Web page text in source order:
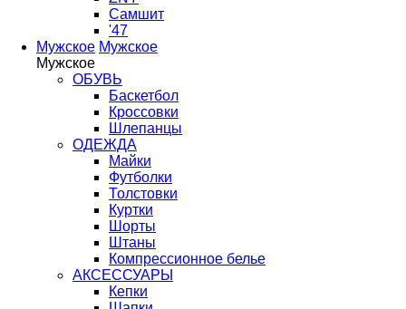
Самшит
'47
Мужское Мужское
Мужское
ОБУВЬ
Баскетбол
Кроссовки
Шлепанцы
ОДЕЖДА
Майки
Футболки
Толстовки
Куртки
Шорты
Штаны
Компрессионное белье
АКСЕССУАРЫ
Кепки